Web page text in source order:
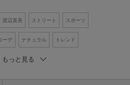
渡辺直美 ストリート スポーツ
ーデ ナチュラル トレンド
再入荷アイテム
ワンピース シャツコーデ
もっと見る